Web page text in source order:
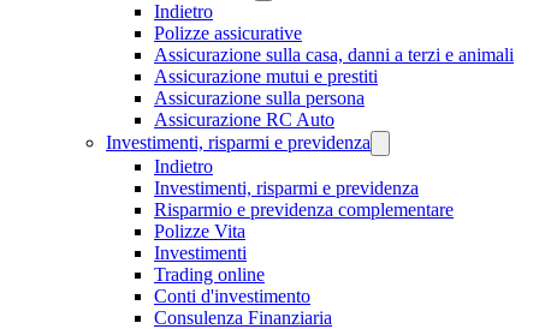
Indietro
Polizze assicurative
Assicurazione sulla casa, danni a terzi e animali
Assicurazione mutui e prestiti
Assicurazione sulla persona
Assicurazione RC Auto
Investimenti, risparmi e previdenza
Indietro
Investimenti, risparmi e previdenza
Risparmio e previdenza complementare
Polizze Vita
Investimenti
Trading online
Conti d'investimento
Consulenza Finanziaria